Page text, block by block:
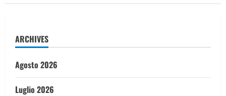
ARCHIVES
Agosto 2026
Luglio 2026